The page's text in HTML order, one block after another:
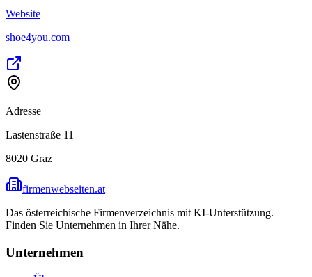
Website
shoe4you.com
Adresse
Lastenstraße 11
8020 Graz
firmenwebseiten.at
Das österreichische Firmenverzeichnis mit KI-Unterstützung.
Finden Sie Unternehmen in Ihrer Nähe.
Unternehmen